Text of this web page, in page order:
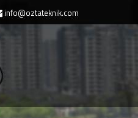
info@oztateknik.com